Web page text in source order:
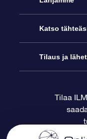
Ota meihin
Blogi
Arvostelut
Online Star -
OSR-
OSR-lahjakortti
Katso
Star Register
Tilaus ja
Maksutiedot
Tilaa